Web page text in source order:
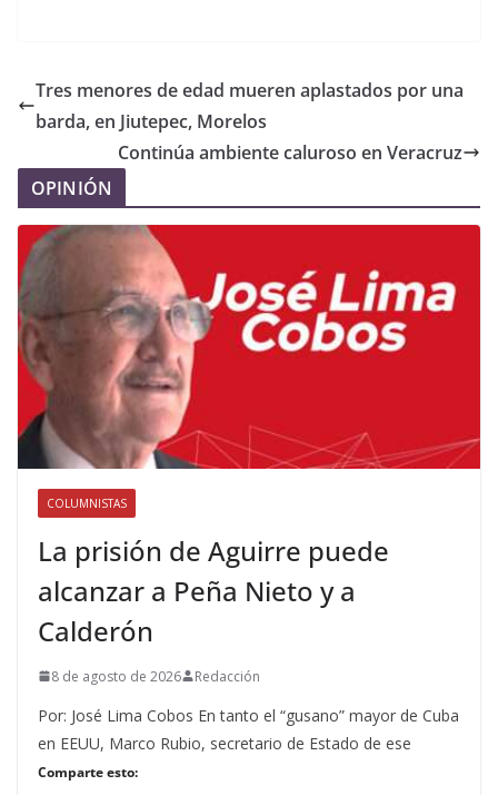
Tres menores de edad mueren aplastados por una
barda, en Jiutepec, Morelos
Continúa ambiente caluroso en Veracruz
OPINIÓN
COLUMNISTAS
La prisión de Aguirre puede
alcanzar a Peña Nieto y a
Calderón
8 de agosto de 2026 Redacción
Por: José Lima Cobos En tanto el “gusano” mayor de Cuba
en EEUU, Marco Rubio, secretario de Estado de ese
Comparte esto: